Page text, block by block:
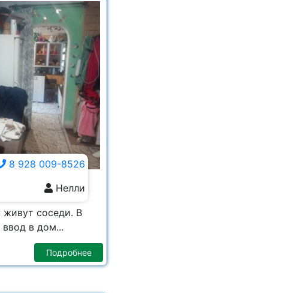
8 928 009-8526
Нелли
8526
соседи. В
в дом...
Подробнее